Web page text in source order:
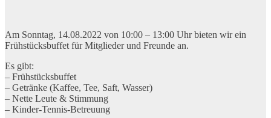
Am Sonntag, 14.08.2022 von 10:00 – 13:00 Uhr bieten wir ein
Frühstücksbuffet für Mitglieder und Freunde an.
Es gibt:
– Frühstücksbuffet
– Getränke (Kaffee, Tee, Saft, Wasser)
– Nette Leute & Stimmung
– Kinder-Tennis-Betreuung